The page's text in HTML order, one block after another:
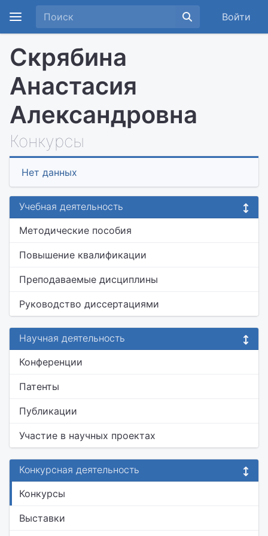
Войти
Скрябина
Анастасия
Александровна
Конкурсы
Нет данных
Учебная деятельность
Методические пособия
Повышение квалификации
Преподаваемые дисциплины
Руководство диссертациями
Научная деятельность
Конференции
Патенты
Публикации
Участие в научных проектах
Конкурсная деятельность
Конкурсы
Выставки